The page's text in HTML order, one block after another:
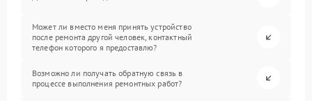
Может ли вместо меня принять устройство
после ремонта другой человек, контактный
телефон которого я предоставлю?
Возможно ли получать обратную связь в
процессе выполнения ремонтных работ?